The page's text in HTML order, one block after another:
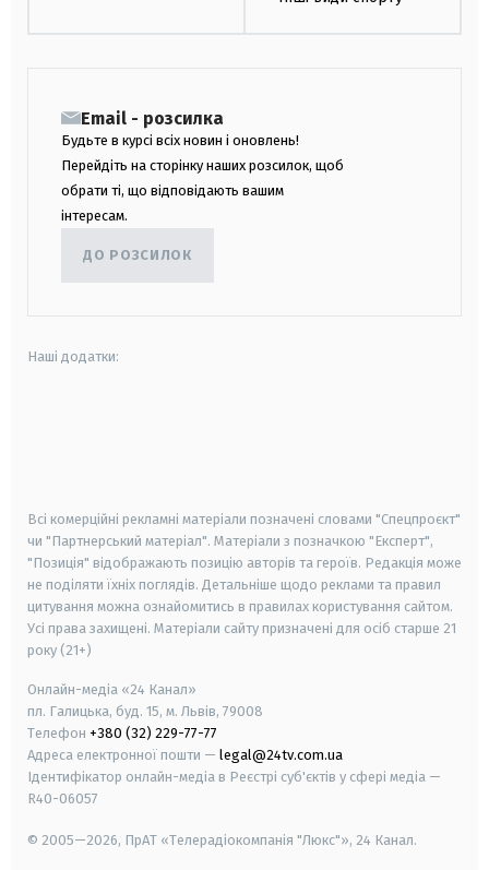
Email - розсилка
Будьте в курсі всіх новин і оновлень!
Перейдіть на сторінку наших розсилок, щоб
обрати ті, що відповідають вашим
інтересам.
ДО РОЗСИЛОК
Наші додатки:
Всі комерційні рекламні матеріали позначені словами "Спецпроєкт"
чи "Партнерський матеріал". Матеріали з позначкою "Експерт",
"Позиція" відображають позицію авторів та героїв. Редакція може
не поділяти їхніх поглядів. Детальніше щодо реклами та правил
цитування можна ознайомитись в правилах користування сайтом.
Усі права захищені. Матеріали сайту призначені для осіб старше 21
року (21+)
Онлайн-медіа «24 Канал»
пл. Галицька, буд. 15, м. Львів, 79008
Телефон +380 (32) 229-77-77
Адреса електронної пошти — legal@24tv.com.ua
Ідентифікатор онлайн-медіа в Реєстрі суб'єктів у сфері медіа —
R40-06057
© 2005—2026, ПрАТ «Телерадіокомпанія "Люкс"», 24 Канал.